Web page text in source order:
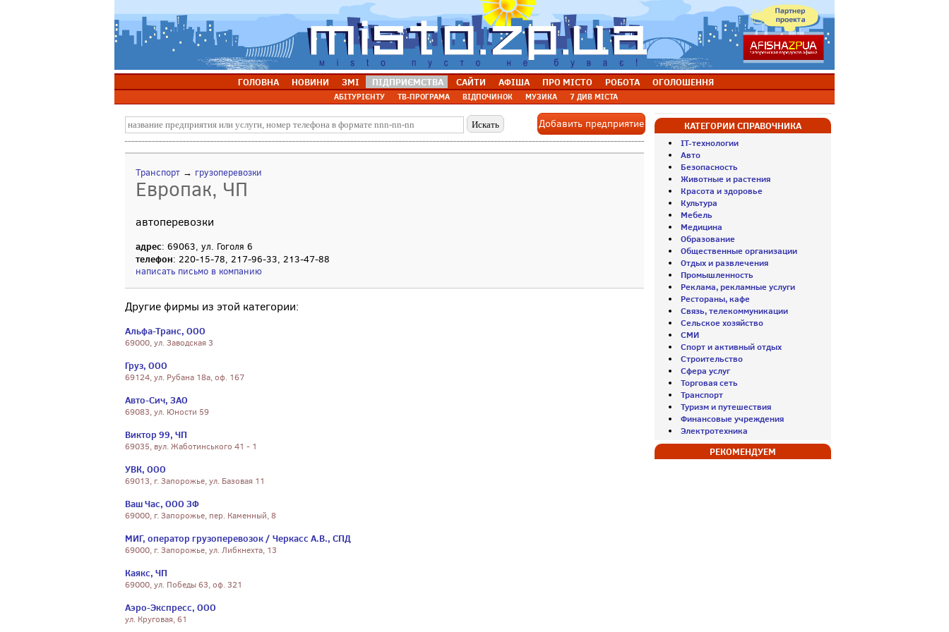
ГОЛОВНА НОВИНИ ЗМІ ПІДПРИЄМСТВА САЙТИ АФІША ПРО МІСТО РОБОТА ОГОЛОШЕННЯ
АБІТУРІЄНТУ ТВ-ПРОГРАМА ВІДПОЧИНОК МУЗИКА 7 ДИВ МІСТА
Добавить предприятие
Транспорт → грузоперевозки
Европак, ЧП
автоперевозки
адрес: 69063, ул. Гоголя 6
телефон: 220-15-78, 217-96-33, 213-47-88
написать письмо в компанию
Другие фирмы из этой категории:
Альфа-Транс, ООО
69000, ул. Заводская 3
Груз, ООО
69124, ул. Рубана 18а, оф. 167
Авто-Сич, ЗАО
69083, ул. Юности 59
Виктор 99, ЧП
69035, вул. Жаботинського 41 - 1
УВК, ООО
69013, г. Запорожье, ул. Базовая 11
Ваш Час, ООО ЗФ
69000, г. Запорожье, пер. Каменный, 8
МИГ, оператор грузоперевозок / Черкасс А.В., СПД
69000, г. Запорожье, ул. Либкнехта, 13
Каякс, ЧП
69000, ул. Победы 63, оф. 321
Аэро-Экспресс, ООО
ул. Круговая, 61
КАТЕГОРИИ СПРАВОЧНИКА
IT-технологии
Авто
Безопасность
Животные и растения
Красота и здоровье
Культура
Мебель
Медицина
Образование
Общественные организации
Отдых и развлечения
Промышленность
Реклама, рекламные услуги
Рестораны, кафе
Связь, телекоммуникации
Сельское хозяйство
СМИ
Спорт и активный отдых
Строительство
Сфера услуг
Торговая сеть
Транспорт
Туризм и путешествия
Финансовые учреждения
Электротехника
РЕКОМЕНДУЕМ